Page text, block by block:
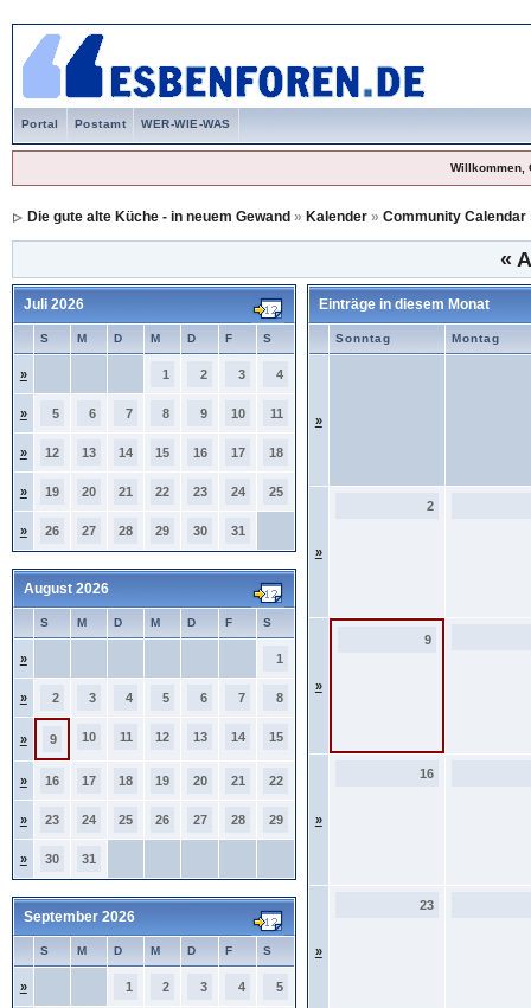
Portal Postamt WER-WIE-WAS
Willkommen,
Die gute alte Küche - in neuem Gewand » Kalender» Community Calendar
«
Juli 2026
S M D M D F S
» 1 2 3 4
» 5 6 7 8 9 10 11
» 12 13 14 15 16 17 18
» 19 20 21 22 23 24 25
» 26 27 28 29 30 31
August 2026
S M D M D F S
» 1
» 2 3 4 5 6 7 8
» 9 10 11 12 13 14 15
» 16 17 18 19 20 21 22
» 23 24 25 26 27 28 29
» 30 31
September 2026
S M D M D F S
» 1 2 3 4 5
Einträge in diesem Monat
Sonntag Montag
»
»
2
»
9
»
16
»
23